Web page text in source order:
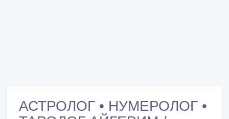
АСТРОЛОГ • НУМЕРОЛОГ •